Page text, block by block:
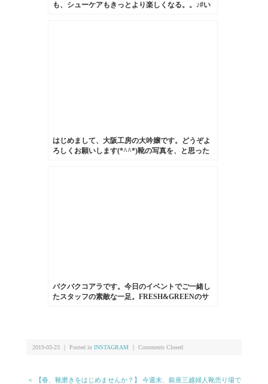
も、シューケアもきっとより楽しくなる。。♪#い
はじめまして、大阪工房の大吟嬢です。どうぞよ
ろしくお願いします(*^^*)靴の写真を、と思った
バクバクコアラです。今日のイベントでご一緒し
たスタッフの素敵な一足。FRESH&GREENのサ
2019-03-23 ｜ Posted in INSTAGRAM Comments Closed
＜ 【春、靴磨きをはじめませんか？】 今週末、銀座三越婦人靴売り場で